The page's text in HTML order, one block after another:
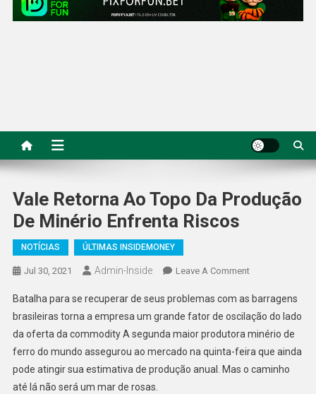
Vale Retorna Ao Topo Da Produção
De Minério Enfrenta Riscos
NOTÍCIAS ÚLTIMAS INSIDEMONEY
Jul 30, 2021 Admin-Inside Leave A CommentOn
Retorna
Ao
Topo
Da
Produção
Batalha para se recuperar de seus problemas com as barragens
brasileiras torna a empresa um grande fator de oscilação do lado
da oferta da commodity A segunda maior produtora minério de
ferro do mundo assegurou ao mercado na quinta-feira que ainda
pode atingir sua estimativa de produção anual. Mas o caminho
até lá não será um mar de rosas.